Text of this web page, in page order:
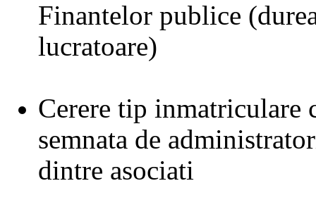
Finantelor publice
lucratoare)
Cerere tip inmatriculare
semnata de
dintre asociati